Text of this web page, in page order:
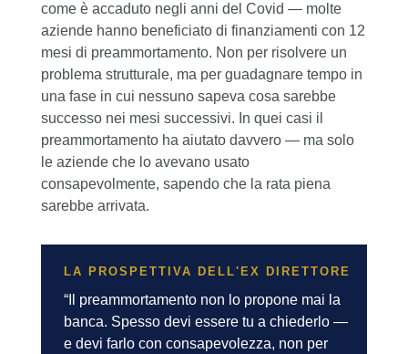
come è accaduto negli anni del Covid — molte
aziende hanno beneficiato di finanziamenti con 12
mesi di preammortamento. Non per risolvere un
problema strutturale, ma per guadagnare tempo in
una fase in cui nessuno sapeva cosa sarebbe
successo nei mesi successivi. In quei casi il
preammortamento ha aiutato davvero — ma solo
le aziende che lo avevano usato
consapevolmente, sapendo che la rata piena
sarebbe arrivata.
LA PROSPETTIVA DELL'EX DIRETTORE
“Il preammortamento non lo propone mai la
banca. Spesso devi essere tu a chiederlo —
e devi farlo con consapevolezza, non per